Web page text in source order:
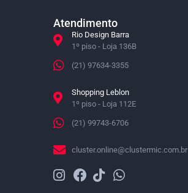
Atendimento
Rio Design Barra
1º piso - Loja 136B
(21) 97634-3355
Shopping Leblon
1º piso - Loja 112E
(21) 99743-6706
cluster.online@clustermic.com.br